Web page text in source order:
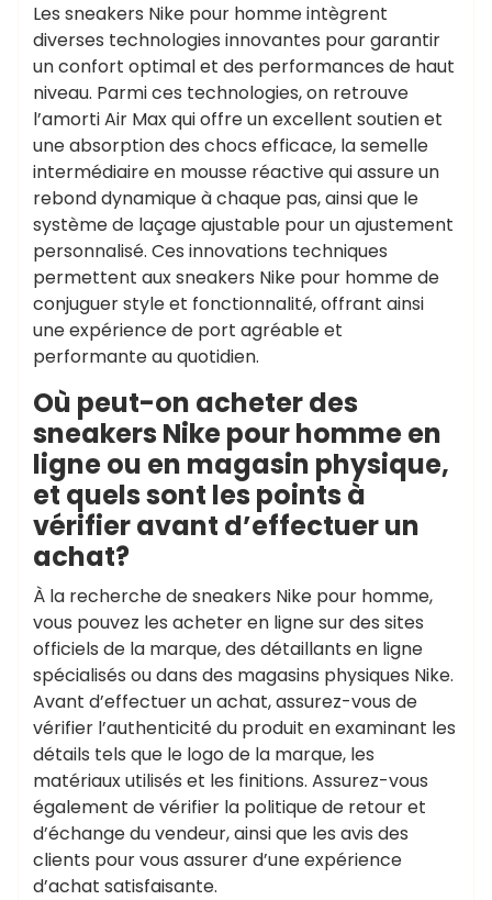
Les sneakers Nike pour homme intègrent
diverses technologies innovantes pour garantir
un confort optimal et des performances de haut
niveau. Parmi ces technologies, on retrouve
l’amorti Air Max qui offre un excellent soutien et
une absorption des chocs efficace, la semelle
intermédiaire en mousse réactive qui assure un
rebond dynamique à chaque pas, ainsi que le
système de laçage ajustable pour un ajustement
personnalisé. Ces innovations techniques
permettent aux sneakers Nike pour homme de
conjuguer style et fonctionnalité, offrant ainsi
une expérience de port agréable et
performante au quotidien.
Où peut-on acheter des
sneakers Nike pour homme en
ligne ou en magasin physique,
et quels sont les points à
vérifier avant d’effectuer un
achat?
À la recherche de sneakers Nike pour homme,
vous pouvez les acheter en ligne sur des sites
officiels de la marque, des détaillants en ligne
spécialisés ou dans des magasins physiques Nike.
Avant d’effectuer un achat, assurez-vous de
vérifier l’authenticité du produit en examinant les
détails tels que le logo de la marque, les
matériaux utilisés et les finitions. Assurez-vous
également de vérifier la politique de retour et
d’échange du vendeur, ainsi que les avis des
clients pour vous assurer d’une expérience
d’achat satisfaisante.